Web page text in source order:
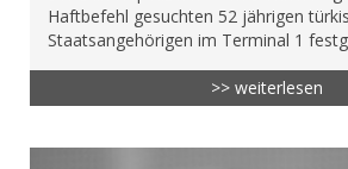
Haftbefehl gesuchten 52 jährigen
Staatsangehörigen im Terminal 1
>> weiterlesen